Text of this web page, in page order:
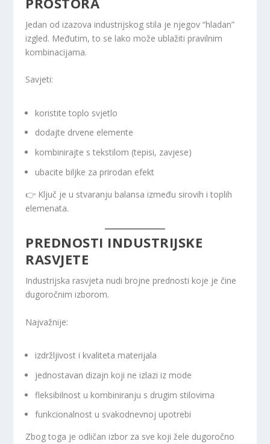
Jedan od izazova industrijskog stila je njegov “hladan”
izgled. Međutim, to se lako može ublažiti pravilnim
kombinacijama.
Savjeti:
koristite toplo svjetlo
dodajte drvene elemente
kombinirajte s tekstilom (tepisi, zavjese)
ubacite biljke za prirodan efekt
👉 Ključ je u stvaranju balansa između sirovih i toplih
elemenata.
PREDNOSTI INDUSTRIJSKE
RASVJETE
Industrijska rasvjeta nudi brojne prednosti koje je čine
dugoročnim izborom.
Najvažnije:
izdržljivost i kvaliteta materijala
jednostavan dizajn koji ne izlazi iz mode
fleksibilnost u kombiniranju s drugim stilovima
funkcionalnost u svakodnevnoj upotrebi
Zbog toga je odličan izbor za sve koji žele dugoročno